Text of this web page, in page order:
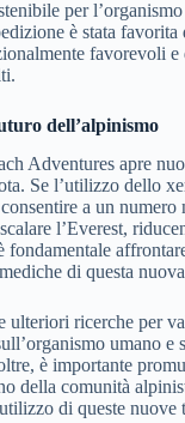
per
è stata
favorevoli e
dell’alpinismo
Adventures apre
Se l’utilizzo dello
a un numero
l’Everest,
fondamentale
di questa
ulteriori ricerche per
umano e
è importante
della comunità
di queste nuove